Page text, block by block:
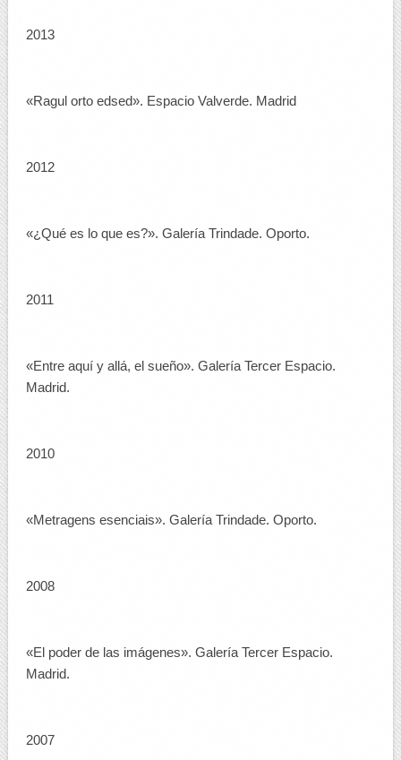
2013
«Ragul orto edsed». Espacio Valverde. Madrid
2012
«¿Qué es lo que es?». Galería Trindade. Oporto.
2011
«Entre aquí y allá, el sueño». Galería Tercer Espacio.
Madrid.
2010
«Metragens esenciais». Galería Trindade. Oporto.
2008
«El poder de las imágenes». Galería Tercer Espacio.
Madrid.
2007